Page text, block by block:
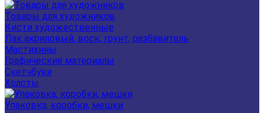
Товары для художников
Кисти художественные
Лак акриловый, воск, грунт, разбавитель
Мастихины
Графические материалы
Скетчбуки
Холсты
Упаковка, коробки, мешки